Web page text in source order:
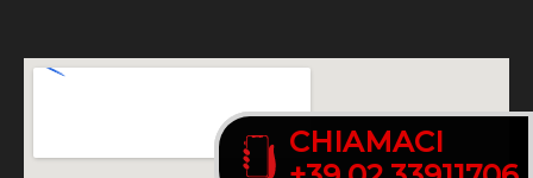
CHIAMACI
CHIAMACI